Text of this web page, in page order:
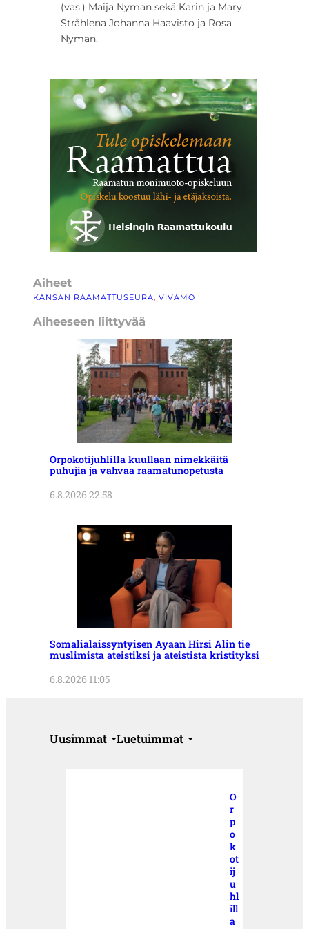
(vas.) Maija Nyman sekä Karin ja Mary
Stråhlena Johanna Haavisto ja Rosa
Nyman.
Aiheet
KANSAN RAAMATTUSEURA, VIVAMO
Aiheeseen liittyvää
Orpokotijuhlilla kuullaan nimekkäitä
puhujia ja vahvaa raamatunopetusta
6.8.2026 22:58
Somalialaissyntyisen Ayaan Hirsi Alin tie
muslimista ateistiksi ja ateistista kristityksi
6.8.2026 11:05
Uusimmat Luetuimmat
O
r
p
o
k
ot
ij
u
hl
ill
a